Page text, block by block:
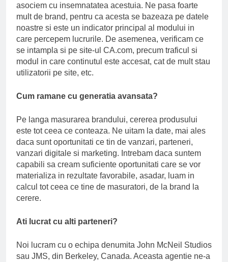
asociem cu insemnatatea acestuia. Ne pasa foarte
mult de brand, pentru ca acesta se bazeaza pe datele
noastre si este un indicator principal al modului in
care percepem lucrurile. De asemenea, verificam ce
se intampla si pe site-ul CA.com, precum traficul si
modul in care continutul este accesat, cat de mult stau
utilizatorii pe site, etc.
Cum ramane cu generatia avansata?
Pe langa masurarea brandului, cererea produsului
este tot ceea ce conteaza. Ne uitam la date, mai ales
daca sunt oportunitati ce tin de vanzari, parteneri,
vanzari digitale si marketing. Intrebam daca suntem
capabili sa cream suficiente oportunitati care se vor
materializa in rezultate favorabile, asadar, luam in
calcul tot ceea ce tine de masuratori, de la brand la
cerere.
Ati lucrat cu alti parteneri?
Noi lucram cu o echipa denumita John McNeil Studios
sau JMS, din Berkeley, Canada. Aceasta agentie ne-a